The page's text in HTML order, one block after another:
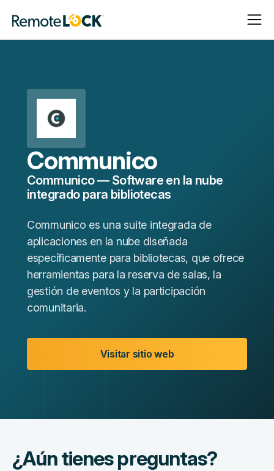
Página
de
inicio
Abrir
Cerrar
Communico
Communico — Software en la nube
integrado para bibliotecas
Communico es una suite integrada de
aplicaciones en la nube diseñada
específicamente para bibliotecas, que ofrece
herramientas para la reserva de salas, la
gestión de eventos y la participación
comunitaria.
Visitar sitio web
¿Aún tienes preguntas?